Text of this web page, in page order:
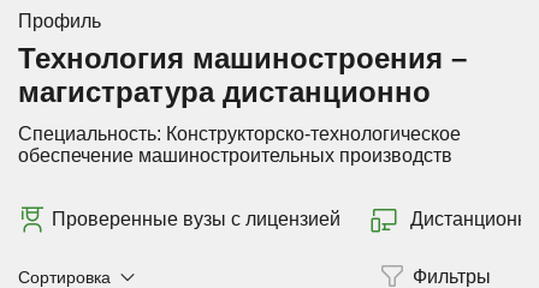
Профиль
Технология машиностроения –
магистратура дистанционно
Специальность: Конструкторско-технологическое
обеспечение машиностроительных производств
Проверенные вузы с лицензией Дистанционно
Сортировка